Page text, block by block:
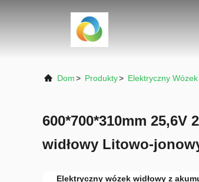
Dom> Produkty> Elektryczny
600*700*310mm 25,6V
widłowy Litowo-
Elektryczny wózek widłowy z